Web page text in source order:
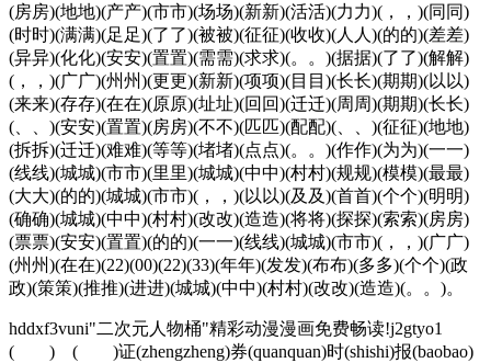
(房房)(地地)(产产)(市市)(场场)(新新)(活活)(力力)(，，)(同同)
(时时)(满满)(足足)(了了)(被被)(征征)(收收)(人人)(的的)(差差)
(异异)(化化)(安安)(置置)(需需)(求求)(。。)(据据)(了了)(解解)
(，，)(广广)(州州)(更更)(新新)(项项)(目目)(长长)(期期)(以以)
(来来)(存存)(在在)(原原)(址址)(回回)(迁迁)(周周)(期期)(长长)
(、、)(安安)(置置)(房房)(不不)(匹匹)(配配)(、、)(征征)(地地)
(拆拆)(迁迁)(难难)(等等)(堵堵)(点点)(。。)(作作)(为为)(一一)
(线线)(城城)(市市)(里里)(城城)(中中)(村村)(规规)(模模)(最最)
(大大)(的的)(城城)(市市)(，，)(以以)(及及)(首首)(个个)(明明)
(确确)(城城)(中中)(村村)(改改)(造造)(将将)(探探)(索索)(房房)
(票票)(安安)(置置)(的的)(一一)(线线)(城城)(市市)(，，)(广广)
(州州)(在在)(22)(00)(22)(33)(年年)(发发)(布布)(多多)(个个)(政
政)(策策)(推推)(进进)(城城)(中中)(村村)(改改)(造造)(。。)。
hddxf3vuni"二次元人物桶"精彩动漫漫画免费畅读!j2gtyo1
( ) ( )证(zhengzheng)券(quanquan)时(shishi)报(baobao)